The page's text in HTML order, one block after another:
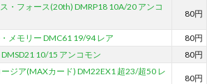
・フォース(20th) DMRP18 10A/20 アンコ
80円
メモリー DMC61 19/94 レア
80円
10/15 アンコモン 80円
ジア(MAXカード) DM22EX1 超23/超50 レ
80円